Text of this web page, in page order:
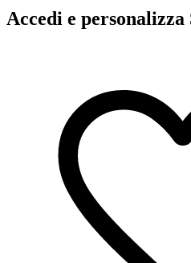
Accedi e personalizza